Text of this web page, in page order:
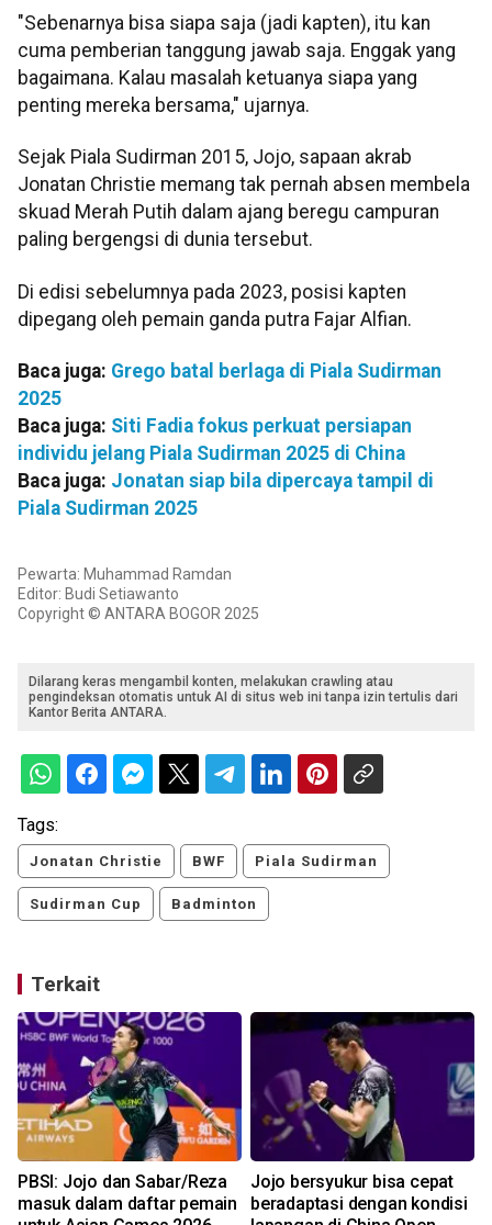
"Sebenarnya bisa siapa saja (jadi kapten), itu kan
cuma pemberian tanggung jawab saja. Enggak yang
bagaimana. Kalau masalah ketuanya siapa yang
penting mereka bersama," ujarnya.
Sejak Piala Sudirman 2015, Jojo, sapaan akrab
Jonatan Christie memang tak pernah absen membela
skuad Merah Putih dalam ajang beregu campuran
paling bergengsi di dunia tersebut.
Di edisi sebelumnya pada 2023, posisi kapten
dipegang oleh pemain ganda putra Fajar Alfian.
Baca juga: Grego batal berlaga di Piala Sudirman
2025
Baca juga: Siti Fadia fokus perkuat persiapan
individu jelang Piala Sudirman 2025 di China
Baca juga: Jonatan siap bila dipercaya tampil di
Piala Sudirman 2025
Pewarta: Muhammad Ramdan
Editor: Budi Setiawanto
Copyright © ANTARA BOGOR 2025
Dilarang keras mengambil konten, melakukan crawling atau
pengindeksan otomatis untuk AI di situs web ini tanpa izin tertulis dari
Kantor Berita ANTARA.
Tags:
Jonatan Christie BWF Piala Sudirman
Sudirman Cup Badminton
Terkait
PBSI: Jojo dan Sabar/Reza
masuk dalam daftar pemain
Jojo bersyukur bisa cepat
beradaptasi dengan kondisi